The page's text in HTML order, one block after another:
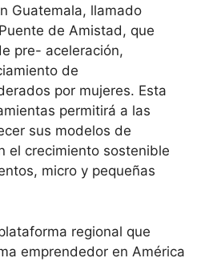
Guatemala, llamado
de Amistad, que
pre- aceleración,
de
por mujeres. Esta
permitirá a las
sus modelos de
el crecimiento sostenible
micro y pequeñas
regional que
emprendedor en América